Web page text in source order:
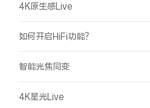
4K原生感Live
如何开启HiFi功能？
智能光焦同变
4K星光Live